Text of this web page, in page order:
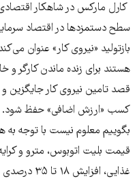
کارل مارکس در شاهکار
سطح دستمزد‌ها در اقتصاد
بازتولید «نیروی کار» عنوان
هستند برای زنده ماندن کارگر و
قصد تامین نیروی کار جایگزین و
کسب «ارزش اضافی» حفظ شود.
بگوییم معلوم نیست با توجه به
قیمت بلیت اتوبوس، مترو و
غذایی،